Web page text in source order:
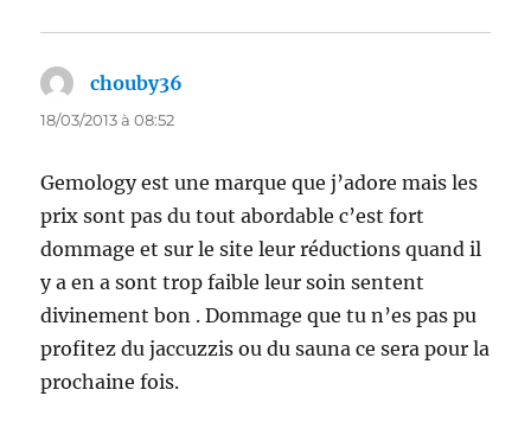
chouby36
18/03/2013 à 08:52
Gemology est une marque que j’adore mais les
prix sont pas du tout abordable c’est fort
dommage et sur le site leur réductions quand il
y a en a sont trop faible leur soin sentent
divinement bon . Dommage que tu n’es pas pu
profitez du jaccuzzis ou du sauna ce sera pour la
prochaine fois.